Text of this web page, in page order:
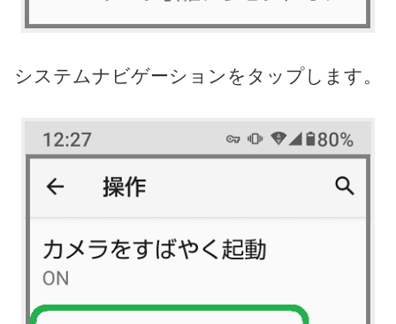
システムナビゲーションをタップします。